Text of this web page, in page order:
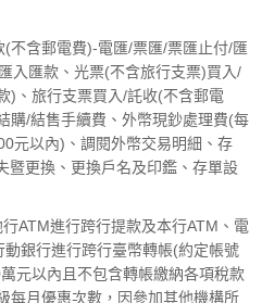
不含郵電費)-電匯/票匯/票匯止付/匯
入匯款、光票(不含旅行支票)買入/
)、旅行支票買入/託收(不含郵電
購/結售手續費、外幣現鈔處理費(每
元以內)、調閱外幣交易明細、存
暨更換、更換戶名及印鑑、存單設
ATM進行跨行提款及本行ATM、電
銀行進行跨行臺幣轉帳(約定帳號
元以內且不包含轉帳繳納各項稅款
每月優惠次數，因參加其他機構所